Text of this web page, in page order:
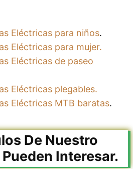
Eléctricas para niños.
Eléctricas para mujer.
Eléctricas de paseo
Eléctricas plegables.
Eléctricas MTB baratas.
De Nuestro
Pueden Interesar.